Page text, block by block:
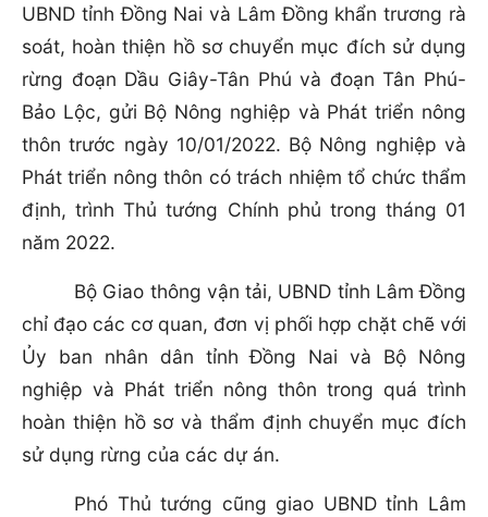
UBND tỉnh Đồng Nai và Lâm Đồng khẩn trương rà
soát, hoàn thiện hồ sơ chuyển mục đích sử dụng
rừng đoạn Dầu Giây-Tân Phú và đoạn Tân Phú-
Bảo Lộc, gửi Bộ Nông nghiệp và Phát triển nông
thôn trước ngày 10/01/2022. Bộ Nông nghiệp và
Phát triển nông thôn có trách nhiệm tổ chức thẩm
định, trình Thủ tướng Chính phủ trong tháng 01
năm 2022.
Bộ Giao thông vận tải, UBND tỉnh Lâm Đồng
chỉ đạo các cơ quan, đơn vị phối hợp chặt chẽ với
Ủy ban nhân dân tỉnh Đồng Nai và Bộ Nông
nghiệp và Phát triển nông thôn trong quá trình
hoàn thiện hồ sơ và thẩm định chuyển mục đích
sử dụng rừng của các dự án.
Phó Thủ tướng cũng giao UBND tỉnh Lâm